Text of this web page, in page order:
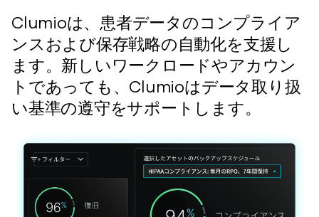
Clumioは、患者データのコンプライア
ンスおよび保存戦略の自動化を支援し
ます。新しいワークロードやアカウン
トであっても、Clumioはデータ取り扱
い基準の遵守をサポートします。